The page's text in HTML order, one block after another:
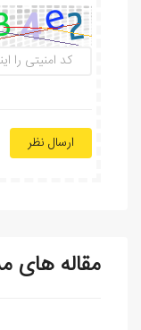
ارسال نظر
مقاله های